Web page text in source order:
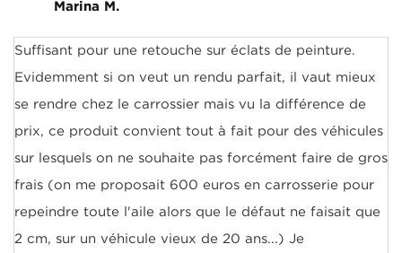
Marina M.
Suffisant pour une retouche sur éclats de peinture.
Evidemment si on veut un rendu parfait, il vaut mieux
se rendre chez le carrossier mais vu la différence de
prix, ce produit convient tout à fait pour des véhicules
sur lesquels on ne souhaite pas forcément faire de gros
frais (on me proposait 600 euros en carrosserie pour
repeindre toute l'aile alors que le défaut ne faisait que
2 cm, sur un véhicule vieux de 20 ans...) Je